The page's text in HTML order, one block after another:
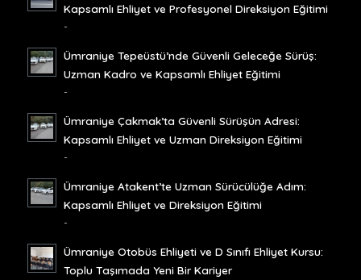
Kapsamlı Ehliyet ve Profesyonel Direksiyon Eğitimi
-
Ümraniye Tepeüstü’nde Güvenli Geleceğe Sürüş:
Uzman Kadro ve Kapsamlı Ehliyet Eğitimi
-
Ümraniye Çakmak’ta Güvenli Sürüşün Adresi:
Kapsamlı Ehliyet ve Uzman Direksiyon Eğitimi
-
Ümraniye Atakent’te Uzman Sürücülüğe Adım:
Kapsamlı Ehliyet ve Direksiyon Eğitimi
-
Ümraniye Otobüs Ehliyeti ve D Sınıfı Ehliyet Kursu:
Toplu Taşımada Yeni Bir Kariyer